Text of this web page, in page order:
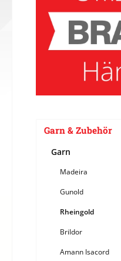
Garn & Zubehör
Garn
Madeira
Gunold
Rheingold
Brildor
Amann Isacord